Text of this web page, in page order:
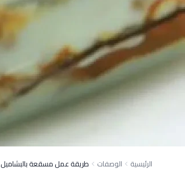
الرئيسية الوصفات طريقة عمل مسقعة بالبشاميل